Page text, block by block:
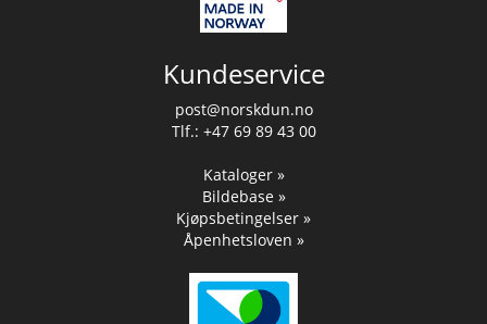
Kundeservice
post@norskdun.no
Tlf.: +47 69 89 43 00
Kataloger »
Bildebase »
Kjøpsbetingelser »
Åpenhetsloven »